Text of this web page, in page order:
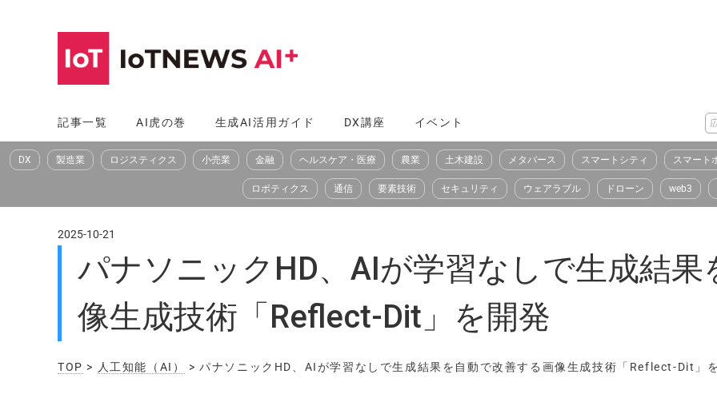
へ
ス
記事一覧 AI虎の巻 生成AI活用ガイド DX講座 イベント
DX 製造業 ロジスティクス 小売業 金融 ヘルスケア・医療 農業 土木建設 メタバース スマートシティ スマート
ロボティクス 通信 要素技術 セキュリティ ウェアラブル ドローン web3
2025-10-21
パナソニックHD、AIが学習なしで生成結
像生成技術「Reflect-Dit」を開発
TOP > 人工知能（AI） > パナソニックHD、AIが学習なしで生成結果を自動で改善する画像生成技術「Reflect-Dit」